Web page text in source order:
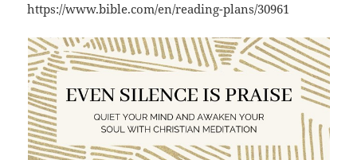
https://www.bible.com/en/reading-plans/30961